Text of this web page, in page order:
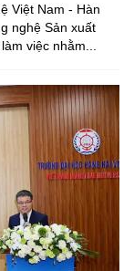
Việt Nam - Hàn
nghệ Sản xuất
việc nhằm...